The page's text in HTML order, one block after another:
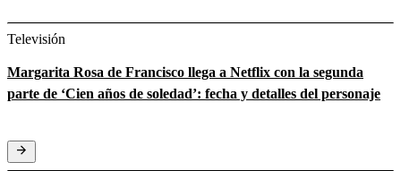
Televisión
Margarita Rosa de Francisco llega a Netflix con la segunda
parte de ‘Cien años de soledad’: fecha y detalles del personaje